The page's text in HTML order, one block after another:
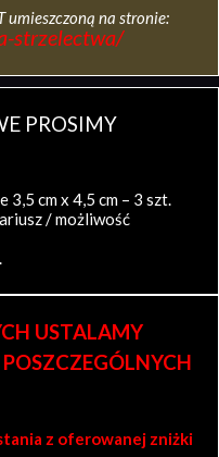
umieszczoną na stronie:
strzelectwa/
PROSIMY
cm x 4,5 cm – 3 szt.
/ możliwość
USTALAMY
z oferowanej zniżki